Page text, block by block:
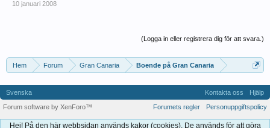
10 januari 2008
(Logga in eller registrera dig för att svara.)
Hem Forum Gran Canaria Boende på Gran Canaria
Svenska Kontakta oss
Hjälp
Forumets regler
Personuppgiftspolicy
Forum software by XenForo™
Hej! På den här webbsidan används kakor (cookies). De används för att göra